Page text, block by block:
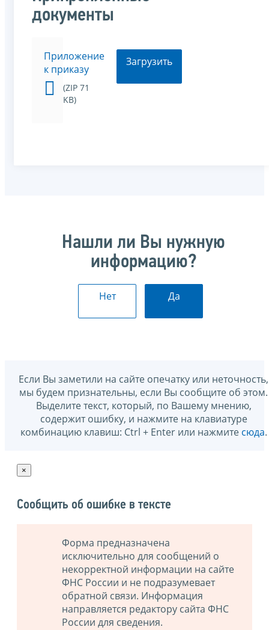
документы
Приложение
к приказу
(ZIP 71
KB)
Загрузить
Нашли ли Вы нужную
информацию?
Нет Да
Если Вы заметили на сайте опечатку или неточность,
мы будем признательны, если Вы сообщите об этом.
Выделите текст, который, по Вашему мнению,
содержит ошибку, и нажмите на клавиатуре
комбинацию клавиш: Ctrl + Enter или нажмите сюда.
×
Сообщить об ошибке в тексте
Форма предназначена
исключительно для сообщений о
некорректной информации на сайте
ФНС России и не подразумевает
обратной связи. Информация
направляется редактору сайта ФНС
России для сведения.